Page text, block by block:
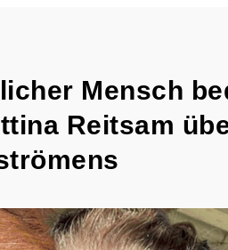
Mensch
Reitsam